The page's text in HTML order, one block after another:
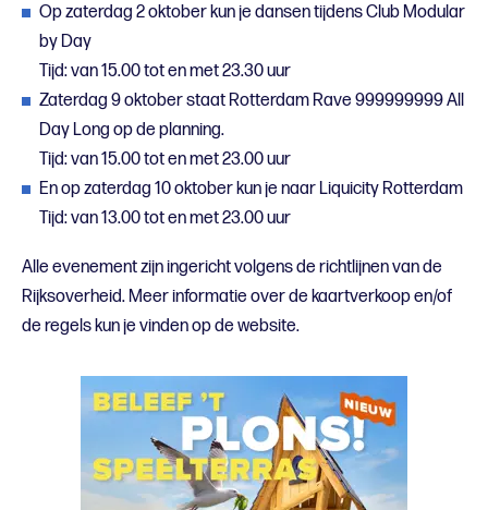
Op zaterdag 2 oktober kun je dansen tijdens Club Modular
by Day
Tijd: van 15.00 tot en met 23.30 uur
Zaterdag 9 oktober staat Rotterdam Rave 999999999 All
Day Long op de planning.
Tijd: van 15.00 tot en met 23.00 uur
En op zaterdag 10 oktober kun je naar Liquicity Rotterdam
Tijd: van 13.00 tot en met 23.00 uur
Alle evenement zijn ingericht volgens de richtlijnen van de
Rijksoverheid. Meer informatie over de kaartverkoop en/of
de regels kun je vinden op de website.